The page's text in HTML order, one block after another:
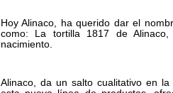
Hoy Alinaco, ha querido dar el
como: La tortilla 1817 de
nacimiento.
Alinaco, da un salto cualitativo en